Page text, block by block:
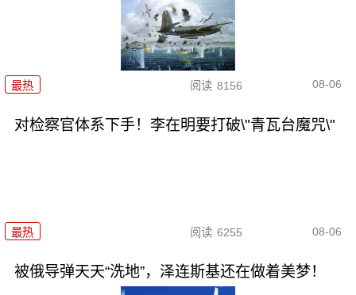
最热 阅读 8156 08-06
对检察官体系下手！李在明要打破\"青瓦台魔咒\"
最热 阅读 6255 08-06
被俄导弹天天“洗地”，泽连斯基还在做着美梦！